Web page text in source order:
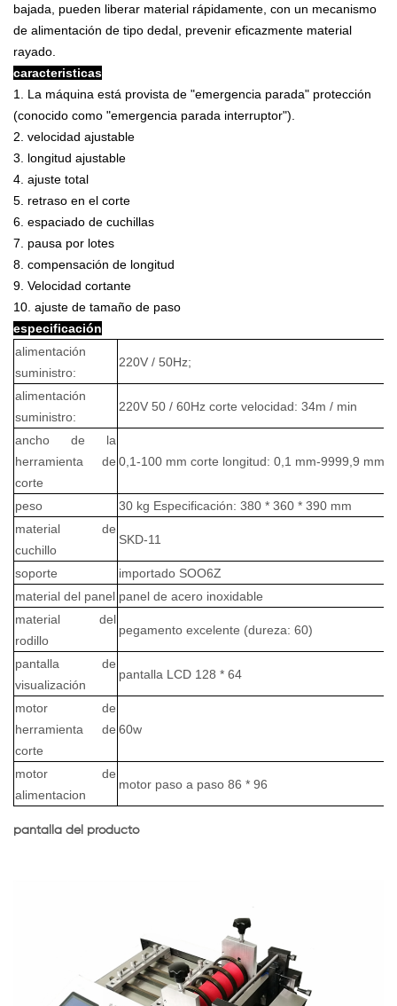
bajada, pueden liberar material rápidamente, con un mecanismo
de alimentación de tipo dedal, prevenir eficazmente material
rayado.
caracteristicas
1. La máquina está provista de "emergencia parada" protección
(conocido como "emergencia parada interruptor").
2. velocidad ajustable
3. longitud ajustable
4. ajuste total
5. retraso en el corte
6. espaciado de cuchillas
7. pausa por lotes
8. compensación de longitud
9. Velocidad cortante
10. ajuste de tamaño de paso
especificación
alimentación
suministro:
220V / 50Hz;
alimentación
suministro:
220V 50 / 60Hz corte velocidad: 34m / min
ancho de la
herramienta de
corte
0,1-100 mm corte longitud: 0,1 mm-9999,9 mm
peso
30 kg Especificación: 380 * 360 * 390 mm
material de
cuchillo
SKD-11
soporte
importado SOO6Z
material del panel panel de acero inoxidable
material del
rodillo
pegamento excelente (dureza: 60)
pantalla de
visualización
pantalla LCD 128 * 64
motor de
herramienta de
corte
60w
motor de
alimentacion
motor paso a paso 86 * 96
pantalla del producto